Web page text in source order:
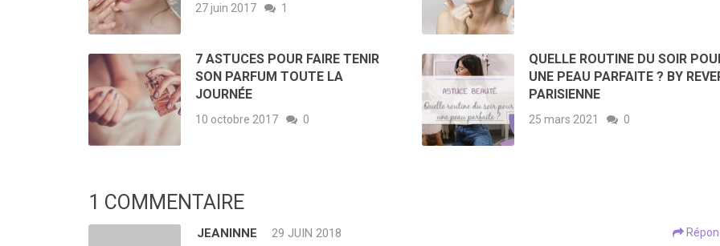
27 juin 2017 1
7 ASTUCES POUR FAIRE TENIR
SON PARFUM TOUTE LA
JOURNÉE
10 octobre 2017 0
QUELLE ROUTINE DU SOIR
UNE PEAU PARFAITE ? BY
PARISIENNE
25 mars 2021 0
1 COMMENTAIRE
JEANINNE 29 JUIN 2018